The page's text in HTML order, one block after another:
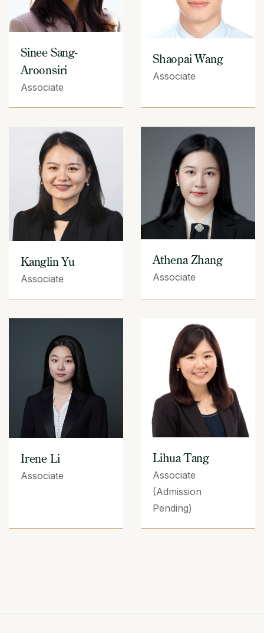
Sinee Sang-
Aroonsiri
Associate
Shaopai Wang
Associate
Kanglin Yu
Associate
Athena Zhang
Associate
Irene Li
Associate
Lihua Tang
Associate
(Admission
Pending)